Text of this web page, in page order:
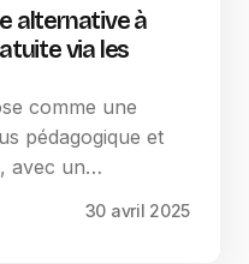
alternative à
via les
comme une
pédagogique et
avec un…
30 avril 2025